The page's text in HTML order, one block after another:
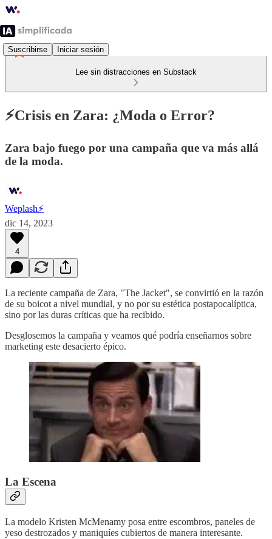
Suscribirse Iniciar sesión
Lee sin distracciones en Substack
⚡️Crisis en Zara: ¿Moda o Error?
Zara bajo fuego por una campaña que va más allá
de la moda.
Weplash⚡️
dic 14, 2023
4
La reciente campaña de Zara, "The Jacket", se convirtió en la razón
de su boicot a nivel mundial, y no por su estética postapocalíptica,
sino por las duras críticas que ha recibido.
Desglosemos la campaña y veamos qué podría enseñarnos sobre
marketing este desacierto épico.
La Escena
La modelo Kristen McMenamy posa entre escombros, paneles de
yeso destrozados y maniquíes cubiertos de manera interesante.